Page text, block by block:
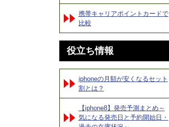
携帯キャリアポイントカードで
比較
役立ち情報
iphoneの月額が安くなるセット
割とは？
【iphone8】発売予測まとめ～
気になる発売日と予約開始日・